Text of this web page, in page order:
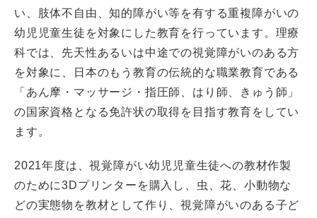
い、肢体不自由、知的障がい等を有する重複障がいの
幼児児童生徒を対象にした教育を行っています。理療
科では、先天性あるいは中途での視覚障がいのある方
を対象に、日本のもう教育の伝統的な職業教育である
「あん摩・マッサージ・指圧師、はり師、きゅう師」
の国家資格となる免許状の取得を目指す教育をしてい
ます。
2021年度は、視覚障がい幼児児童生徒への教材作製
のために3Dプリンターを購入し、虫、花、小動物な
どの実態物を教材として作り、視覚障がいのある子ど